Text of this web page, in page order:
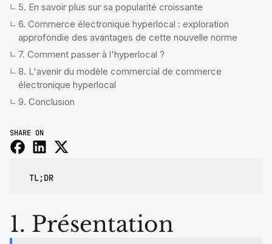
5. En savoir plus sur sa popularité croissante
6. Commerce électronique hyperlocal : exploration
approfondie des avantages de cette nouvelle norme
7. Comment passer à l'hyperlocal ?
8. L'avenir du modèle commercial de commerce
électronique hyperlocal
9. Conclusion
SHARE ON
TL;DR
1. Présentation